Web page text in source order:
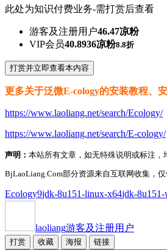
此处为知识付费业务-需打赏后查看
游客及注册用户46.47凉粉
VIP会员40.8936凉粉8.8折
打赏并立即查看本内容
更多关于泛微E-cology的安装教程、
https://www.laoliang.net/search/Ecology/
https://www.laoliang.net/search/E-cology/
声明： 本站所有文章，如无特殊说明或标注，
BjLaoLiang.Com部分资源来自互联网收集，
Ecology9jdk-8u151-linux-x64jdk-
laoliang游客及注册用户
打赏 收藏 海报 链接